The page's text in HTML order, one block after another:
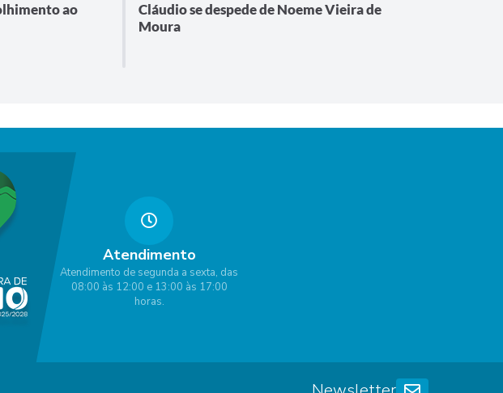
ao
Cláudio se despede de Noeme Vieira de
Moura
Atendimento
Atendimento de segunda a sexta, das
08:00 às 12:00 e 13:00 às 17:00
horas.